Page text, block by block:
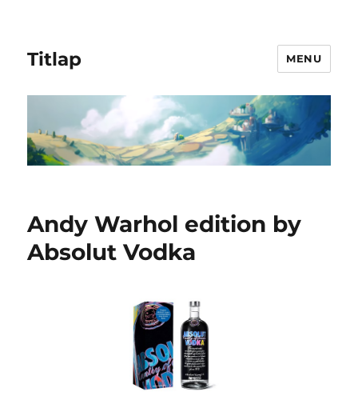
Titlap MENU
Andy Warhol edition by
Absolut Vodka